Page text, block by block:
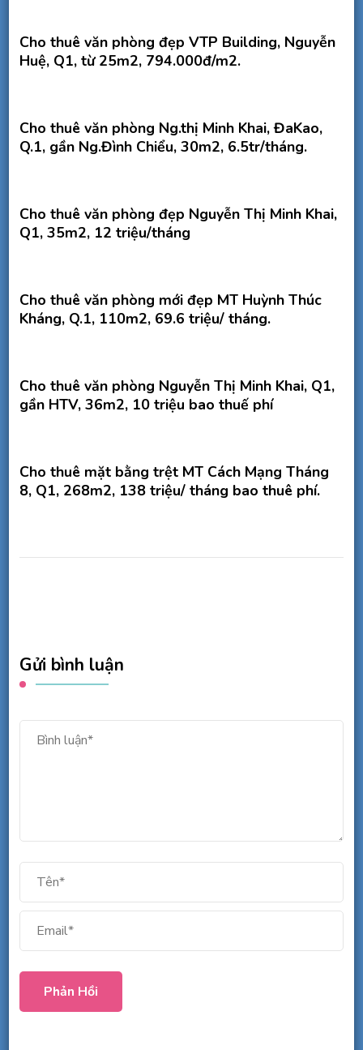
Cho thuê văn phòng đẹp VTP Building, Nguyễn
Huệ, Q1, từ 25m2, 794.000đ/m2.
Cho thuê văn phòng Ng.thị Minh Khai, ĐaKao,
Q.1, gần Ng.Đình Chiểu, 30m2, 6.5tr/tháng.
Cho thuê văn phòng đẹp Nguyễn Thị Minh Khai,
Q1, 35m2, 12 triệu/tháng
Cho thuê văn phòng mới đẹp MT Huỳnh Thúc
Kháng, Q.1, 110m2, 69.6 triệu/ tháng.
Cho thuê văn phòng Nguyễn Thị Minh Khai, Q1,
gần HTV, 36m2, 10 triệu bao thuế phí
Cho thuê mặt bằng trệt MT Cách Mạng Tháng
8, Q1, 268m2, 138 triệu/ tháng bao thuê phí.
Gửi bình luận